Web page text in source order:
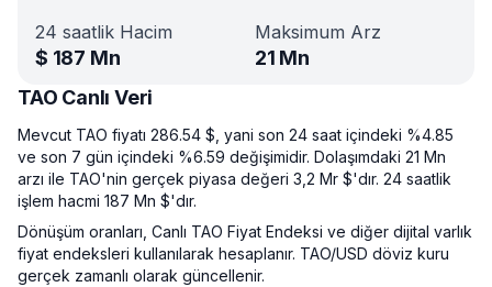
24 saatlik Hacim
$ 187 Mn
Maksimum Arz
21 Mn
TAO Canlı Veri
Mevcut TAO fiyatı 286.54 $, yani son 24 saat içindeki %4.85
ve son 7 gün içindeki %6.59 değişimidir. Dolaşımdaki 21 Mn
arzı ile TAO'nin gerçek piyasa değeri 3,2 Mr $'dır. 24 saatlik
işlem hacmi 187 Mn $'dır.
Dönüşüm oranları, Canlı TAO Fiyat Endeksi ve diğer dijital varlık
fiyat endeksleri kullanılarak hesaplanır. TAO/USD döviz kuru
gerçek zamanlı olarak güncellenir.